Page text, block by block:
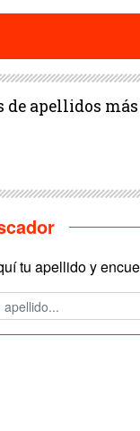
de apellidos más
tu apellido y